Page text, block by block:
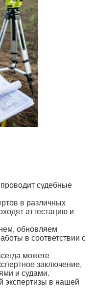
судебные
в различных
аттестацию и
обновляем
в соответствии с
можете
заключение,
и судами.
экспертизы в нашей